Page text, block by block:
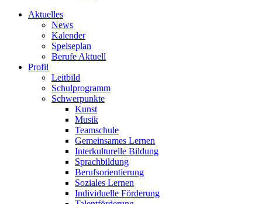
Aktuelles
News
Kalender
Speiseplan
Berufe Aktuell
Profil
Leitbild
Schulprogramm
Schwerpunkte
Kunst
Musik
Teamschule
Gemeinsames Lernen
Interkulturelle Bildung
Sprachbildung
Berufsorientierung
Soziales Lernen
Individuelle Förderung